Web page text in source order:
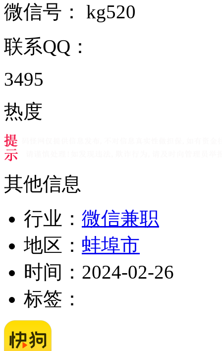
微信号： kg520
联系QQ：
3495
热度
其他信息
行业： 微信兼职
地区： 蚌埠市
时间： 2024-02-26
标签：